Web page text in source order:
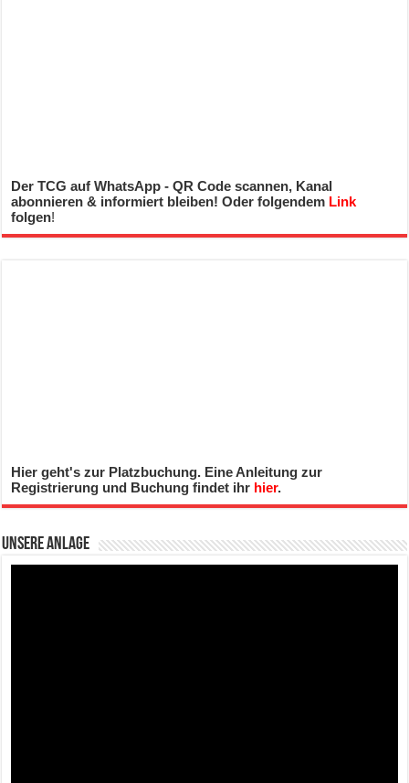
Der TCG auf WhatsApp - QR Code scannen, Kanal
abonnieren & informiert bleiben! Oder folgendem Link
folgen!
Hier geht's zur Platzbuchung. Eine Anleitung zur
Registrierung und Buchung findet ihr hier.
Unsere Anlage